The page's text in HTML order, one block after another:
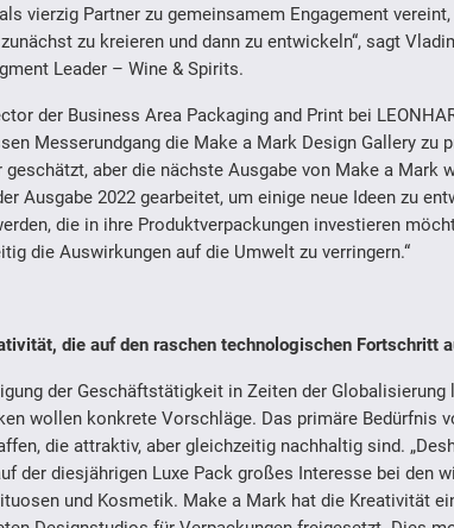
vierzig Partner zu gemeinsamem Engagement
zu kreieren und dann zu entwickeln“, sagt
Leader – Wine & Spirits.
der Business Area Packaging and Print bei
Messerundgang die Make a Mark Design Gallery zu
aber die nächste Ausgabe von Make a Mark
Ausgabe 2022 gearbeitet, um einige neue Ideen zu
die in ihre Produktverpackungen investieren
die Auswirkungen auf die Umwelt zu verringern.“
die auf den raschen technologischen Fortschritt
der Geschäftstätigkeit in Zeiten der Globalisierung
wollen konkrete Vorschläge. Das primäre Bedürfnis
die attraktiv, aber gleichzeitig nachhaltig sind.
der diesjährigen Luxe Pack großes Interesse bei den
und Kosmetik. Make a Mark hat die Kreativität